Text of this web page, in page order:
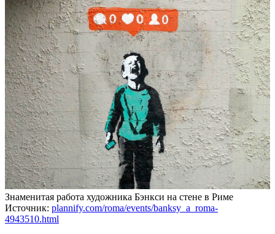
Знаменитая работа художника Бэнкси на стене в Риме
Источник: plannify.com/roma/events/banksy_a_roma-
4943510.html